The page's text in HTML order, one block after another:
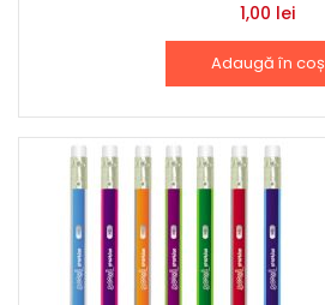
1,00 lei
Adaugă în coș